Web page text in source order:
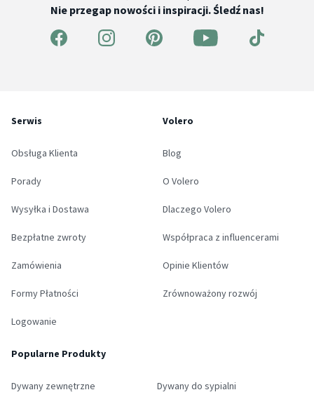
Nie przegap nowości i inspiracji. Śledź nas!
Serwis
Obsługa Klienta
Porady
Wysyłka i Dostawa
Bezpłatne zwroty
Zamówienia
Formy Płatności
Logowanie
Volero
Blog
O Volero
Dlaczego Volero
Współpraca z influencerami
Opinie Klientów
Zrównoważony rozwój
Popularne Produkty
Dywany zewnętrzne Dywany do sypialni